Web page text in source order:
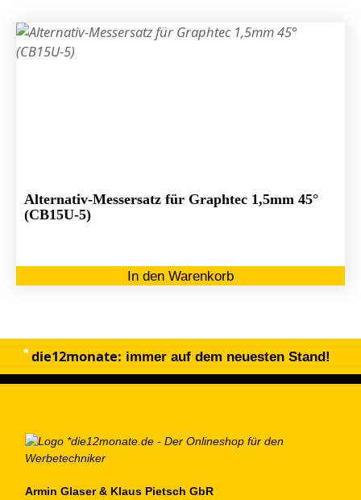
Alternativ-Messersatz für Graphtec 1,5mm 45°
(CB15U-5)
In den Warenkorb
die12monate: immer auf dem neuesten Stand!
Armin Glaser & Klaus Pietsch GbR